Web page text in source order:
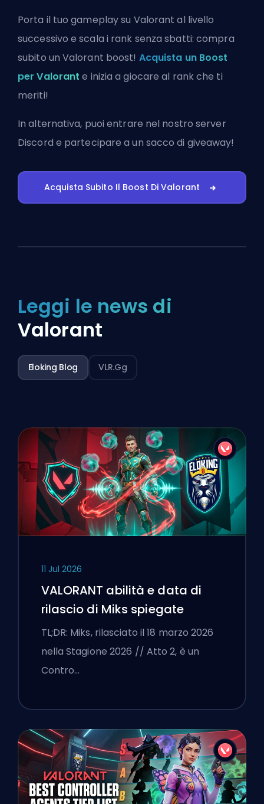
Porta il tuo gameplay su Valorant al livello
successivo e scala i rank senza sbatti: compra
subito un Valorant boost! Acquista un Boost
per Valorant e inizia a giocare al rank che ti
meriti!
In alternativa, puoientrare nel nostro server
Discord e partecipare a un sacco di giveaway!
Acquista Subito Il Boost Di Valorant
Leggi le news di
Valorant
Eloking Blog VLR.gg
11 Jul 2026
VALORANT abilità e data di
rilascio di Miks spiegate
TL;DR: Miks, rilasciato il 18 marzo 2026
nella Stagione 2026 // Atto 2, è un
Contro…